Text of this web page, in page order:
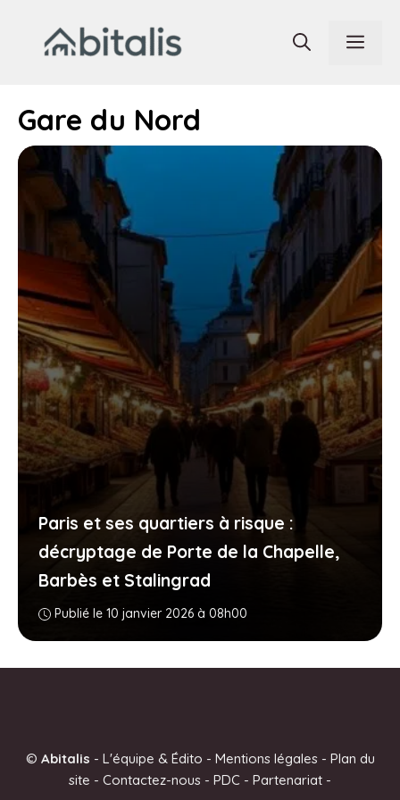
contenu
Gare du Nord
Paris et ses quartiers à risque :
décryptage de Porte de la Chapelle,
Barbès et Stalingrad
Publié le 10 janvier 2026 à 08h00
© Abitalis - L'équipe & Édito - Mentions légales- Plan du
site - Contactez-nous - PDC - Partenariat -